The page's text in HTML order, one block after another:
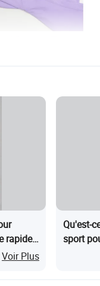
rapide,
Voir Plus
Qu'est-
sport